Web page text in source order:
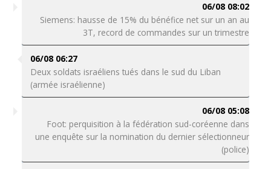
06/08 08:02
Siemens: hausse de 15% du bénéfice net sur un an au
3T, record de commandes sur un trimestre
06/08 06:27
Deux soldats israéliens tués dans le sud du Liban
(armée israélienne)
06/08 05:08
Foot: perquisition à la fédération sud-coréenne dans
une enquête sur la nomination du dernier sélectionneur
(police)